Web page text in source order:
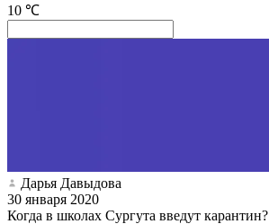
10 ℃
Дарья Давыдова
30 января 2020
Когда в школах Сургута введут карантин?